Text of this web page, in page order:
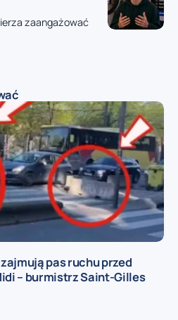
zaangażować
pas ruchu przed
– burmistrz Saint-Gilles